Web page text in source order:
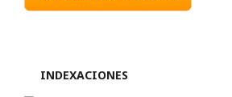
INDEXACIONES